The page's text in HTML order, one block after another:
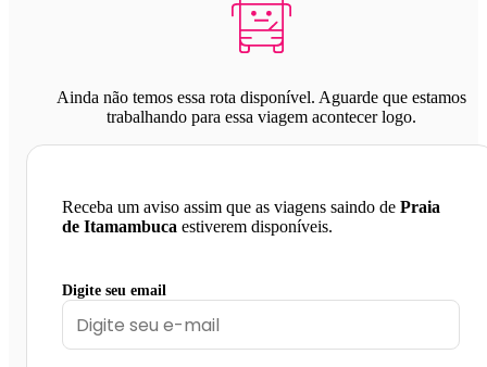
Ainda não temos essa rota disponível. Aguarde que estamos
trabalhando para essa viagem acontecer logo.
Receba um aviso assim que as viagens saindo de Praia
de Itamambuca estiverem disponíveis.
Digite seu email